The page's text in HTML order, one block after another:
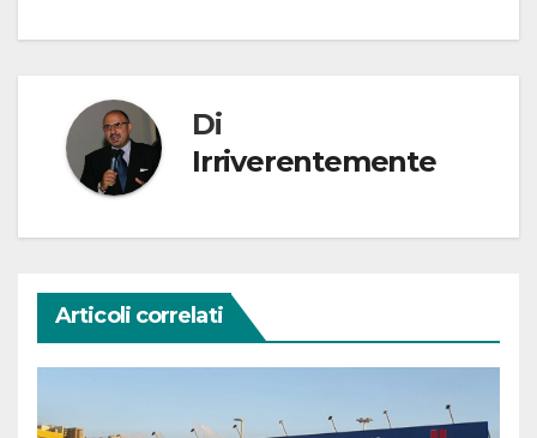
Di
Irriverentemente
Articoli correlati